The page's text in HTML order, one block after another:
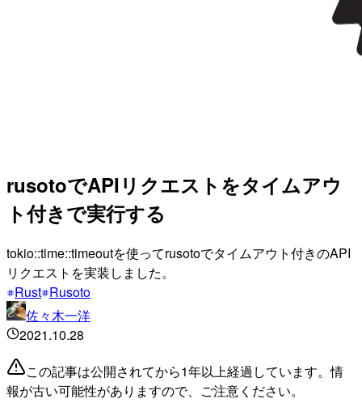
rusotoでAPIリクエストをタイムアウ
ト付きで実行する
tokio::time::timeoutを使ってrusotoでタイムアウト付きのAPI
リクエストを実装しました。
Rust Rusoto
佐々木一洋
2021.10.28
この記事は公開されてから1年以上経過しています。情
報が古い可能性がありますので、ご注意ください。